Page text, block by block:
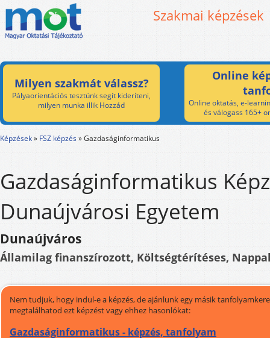
Szakmai képzések
Milyen szakmát válassz?
Pályaorientációs tesztünk segít kideríteni,
milyen munka illik Hozzád
Online
Online oktatás, e-
és válogass 165+
Képzések» FSZ képzés»Gazdaságinformatikus
Gazdaságinformatikus
Dunaújvárosi Egyetem
Dunaújváros
Államilag finanszírozott, Költségtérítéses,
Nem tudjuk, hogy indul-e a képzés, de ajánlunk egy másik
megtalálhatod ezt képzést vagy ehhez hasonlókat:
Gazdaságinformatikus - képzés, tanfolyam